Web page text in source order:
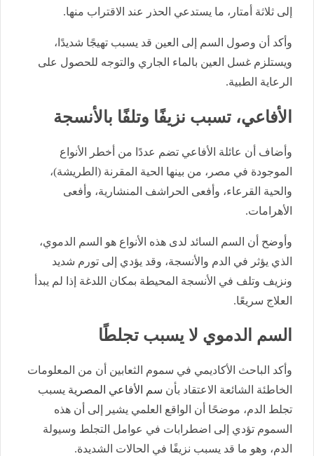
إلى ثلاثة أمتار، ما يستدعي الحذر عند الاقتراب منها.
وأكد أن وصول السم إلى العين قد يسبب تهيجًا شديدًا،
ويستلزم غسل العين بالماء الجاري والتوجه للحصول على
الرعاية الطبية.
الأفاعي، تسبب نزيفًا وتلفًا بالأنسجة
وأضاف أن عائلة الأفاعي تضم عددًا من أخطر الأنواع
الموجودة في مصر، من بينها الحية المقرنة (الطريشة)،
والحية القرعاء، وأفعى الحراشف المنشارية، وأفعى
الأهرامات.
وأوضح أن السم السائد لدى هذه الأنواع هو السم الدموي،
الذي يؤثر في الدم والأنسجة، وقد يؤدي إلى تورم شديد
ونزيف وتلف في الأنسجة المحيطة بمكان اللدغة إذا لم يبدأ
العلاج سريعًا.
السم الدموي لا يسبب تجلطًا
وأكد الباحث الأكاديمي في سموم الثعابين أن من المعلومات
الخاطئة الشائعة الاعتقاد بأن سم الأفاعي المصرية يسبب
تجلط الدم، موضحًا أن الواقع العلمي يشير إلى أن هذه
السموم تؤدي إلى اضطرابات في عوامل التجلط وسيولة
الدم، وهو ما قد يسبب نزيفًا في الحالات الشديدة.